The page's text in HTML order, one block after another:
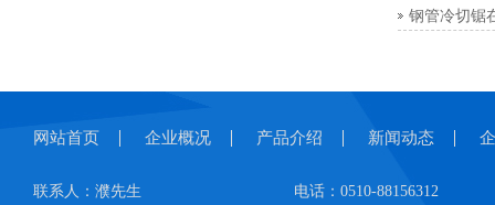
钢管冷切锯
网站首页 企业概况 产品介绍 新闻动态
联系人：濮先生
电话：0510-88156312